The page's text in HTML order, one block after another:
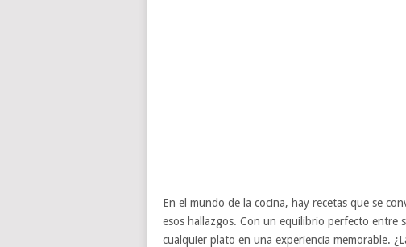
En el mundo de la cocina, hay recetas que se
esos hallazgos. Con un equilibrio perfecto entre
cualquier plato en una experiencia memorable.